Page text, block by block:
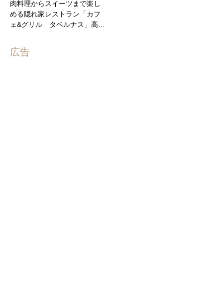
肉料理からスイーツまで楽し
める隠れ家レストラン「カフ
ェ&グリル タベルナス」高…
広告